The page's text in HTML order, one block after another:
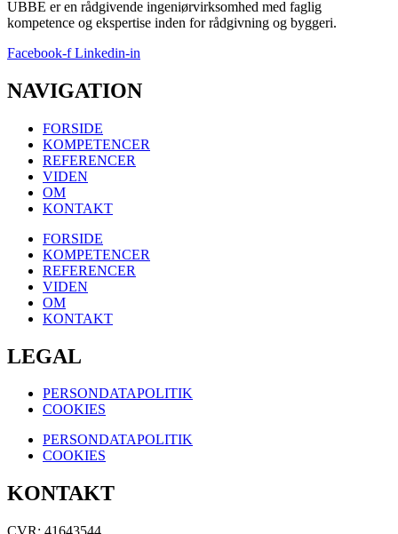
UBBE er en rådgivende ingeniørvirksomhed med faglig
kompetence og ekspertise inden for rådgivning og byggeri.
Facebook-f Linkedin-in
NAVIGATION
FORSIDE
KOMPETENCER
REFERENCER
VIDEN
OM
KONTAKT
FORSIDE
KOMPETENCER
REFERENCER
VIDEN
OM
KONTAKT
LEGAL
PERSONDATAPOLITIK
COOKIES
PERSONDATAPOLITIK
COOKIES
KONTAKT